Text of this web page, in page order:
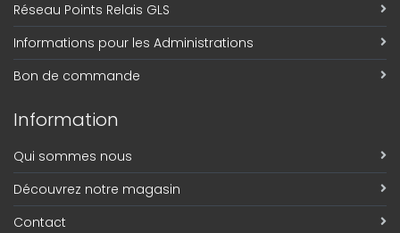
Réseau Points Relais GLS
Informations pour les Administrations
Bon de commande
Information
Qui sommes nous
Découvrez notre magasin
Contact